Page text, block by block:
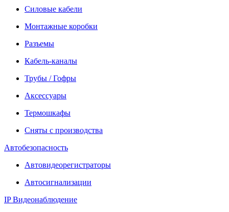
Силовые кабели
Монтажные коробки
Разъемы
Кабель-каналы
Трубы / Гофры
Аксессуары
Термошкафы
Сняты с производства
Автобезопасность
Автовидеорегистраторы
Автосигнализации
IP Видеонаблюдение